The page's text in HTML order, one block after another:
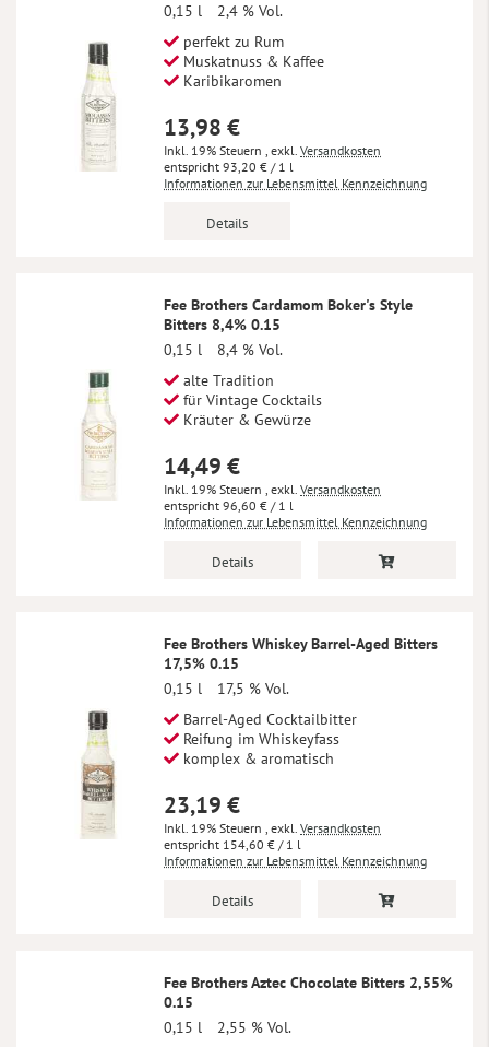
0,15 l
2,4 % Vol.
perfekt zu Rum
Muskatnuss & Kaffee
Karibikaromen
13,98 €
Inkl. 19% Steuern , exkl. Versandkosten
93,20 € / 1 l
Informationen zur Lebensmittel Kennzeichnung
Details
Fee Brothers Cardamom Boker's Style
Bitters 8,4% 0.15
0,15 l
8,4 % Vol.
alte Tradition
für Vintage Cocktails
Kräuter & Gewürze
14,49 €
Inkl. 19% Steuern , exkl. Versandkosten
96,60 € / 1 l
Informationen zur Lebensmittel Kennzeichnung
Details
Fee Brothers Whiskey Barrel-Aged Bitters
17,5% 0.15
0,15 l
17,5 % Vol.
Barrel-Aged Cocktailbitter
Reifung im Whiskeyfass
komplex & aromatisch
23,19 €
Inkl. 19% Steuern , exkl. Versandkosten
154,60 € / 1 l
Informationen zur Lebensmittel Kennzeichnung
Details
Fee Brothers Aztec Chocolate Bitters 2,55%
0.15
0,15 l
2,55 % Vol.